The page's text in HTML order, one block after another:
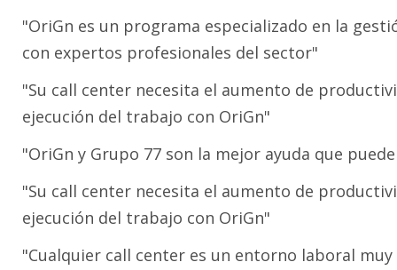
"OriGn es un programa especializado en la
con expertos profesionales del sector"
"Su call center necesita el aumento de
ejecución del trabajo con OriGn"
"OriGn y Grupo 77 son la mejor ayuda que
"Su call center necesita el aumento de
ejecución del trabajo con OriGn"
"Cualquier call center es un entorno laboral